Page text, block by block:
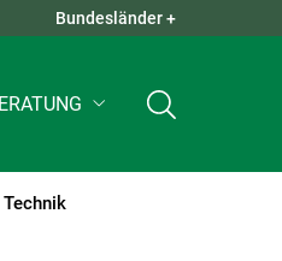
QUICK LINKS +
Bundesländer +
Technik